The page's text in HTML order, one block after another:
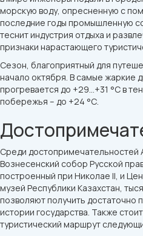
морскую воду, опресненную с
последние годы промышленную
теснит индустрия отдыха и
признаки нарастающего
Сезон, благоприятный для
начало октября. В самые жаркие
прогревается до +29...+31 °С в
побережья – до +24 °С.
Среди достопримечательностей
Вознесенский собор Русской
построенный при Николае II, и
музей Республики Казахстан,
позволяют получить достаточно
истории государства. Также
туристический маршрут